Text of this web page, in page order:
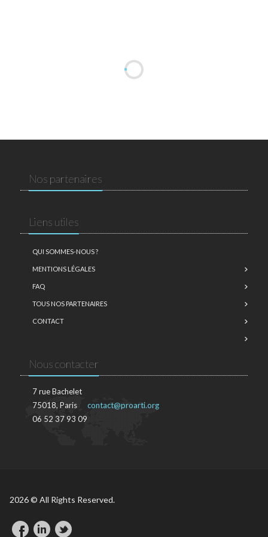
Nos partenaires
Liens utiles
QUI SOMMES-NOUS ?
MENTIONS LÉGALES
FAQ
TOUS NOS PARTENAIRES
CONTACT
Nous contacter
7 rue Bachelet
75018, Paris
06 52 37 93 09
contact@proarti.org
2026 © All Rights Reserved.